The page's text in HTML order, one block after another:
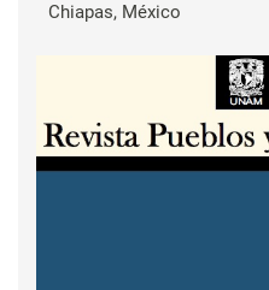
Chiapas, México
Barra lateral del